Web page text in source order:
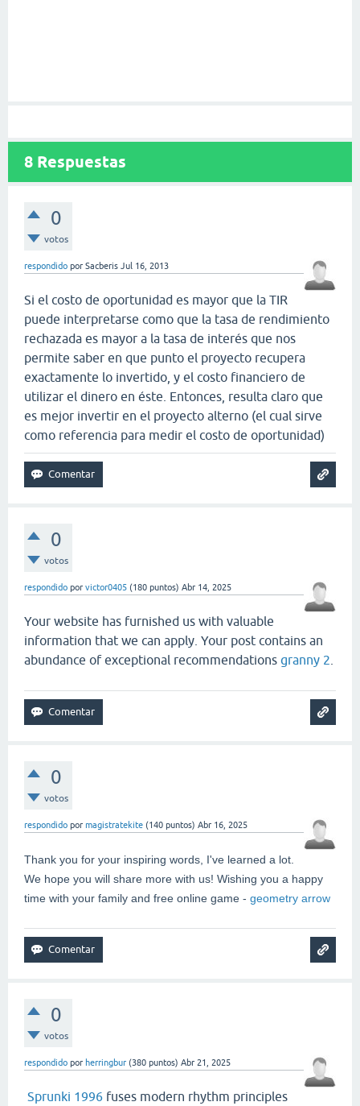
8 Respuestas
0
votos
respondido por Sacberis Jul 16, 2013
Si el costo de oportunidad es mayor que la TIR
puede interpretarse como que la tasa de rendimiento
rechazada es mayor a la tasa de interés que nos
permite saber en que punto el proyecto recupera
exactamente lo invertido, y el costo financiero de
utilizar el dinero en éste. Entonces, resulta claro que
es mejor invertir en el proyecto alterno (el cual sirve
como referencia para medir el costo de oportunidad)
0
votos
respondido por victor0405 (180 puntos) Abr 14, 2025
Your website has furnished us with valuable
information that we can apply. Your post contains an
abundance of exceptional recommendations granny 2
0
votos
respondido por magistratekite (140 puntos) Abr 16, 2025
Thank you for your inspiring words, I've learned a lot.
We hope you will share more with us! Wishing you a happy
time with your family and free online game - geometry arrow
0
votos
respondido por herringbur (380 puntos) Abr 21, 2025
Sprunki 1996 fuses modern rhythm principles